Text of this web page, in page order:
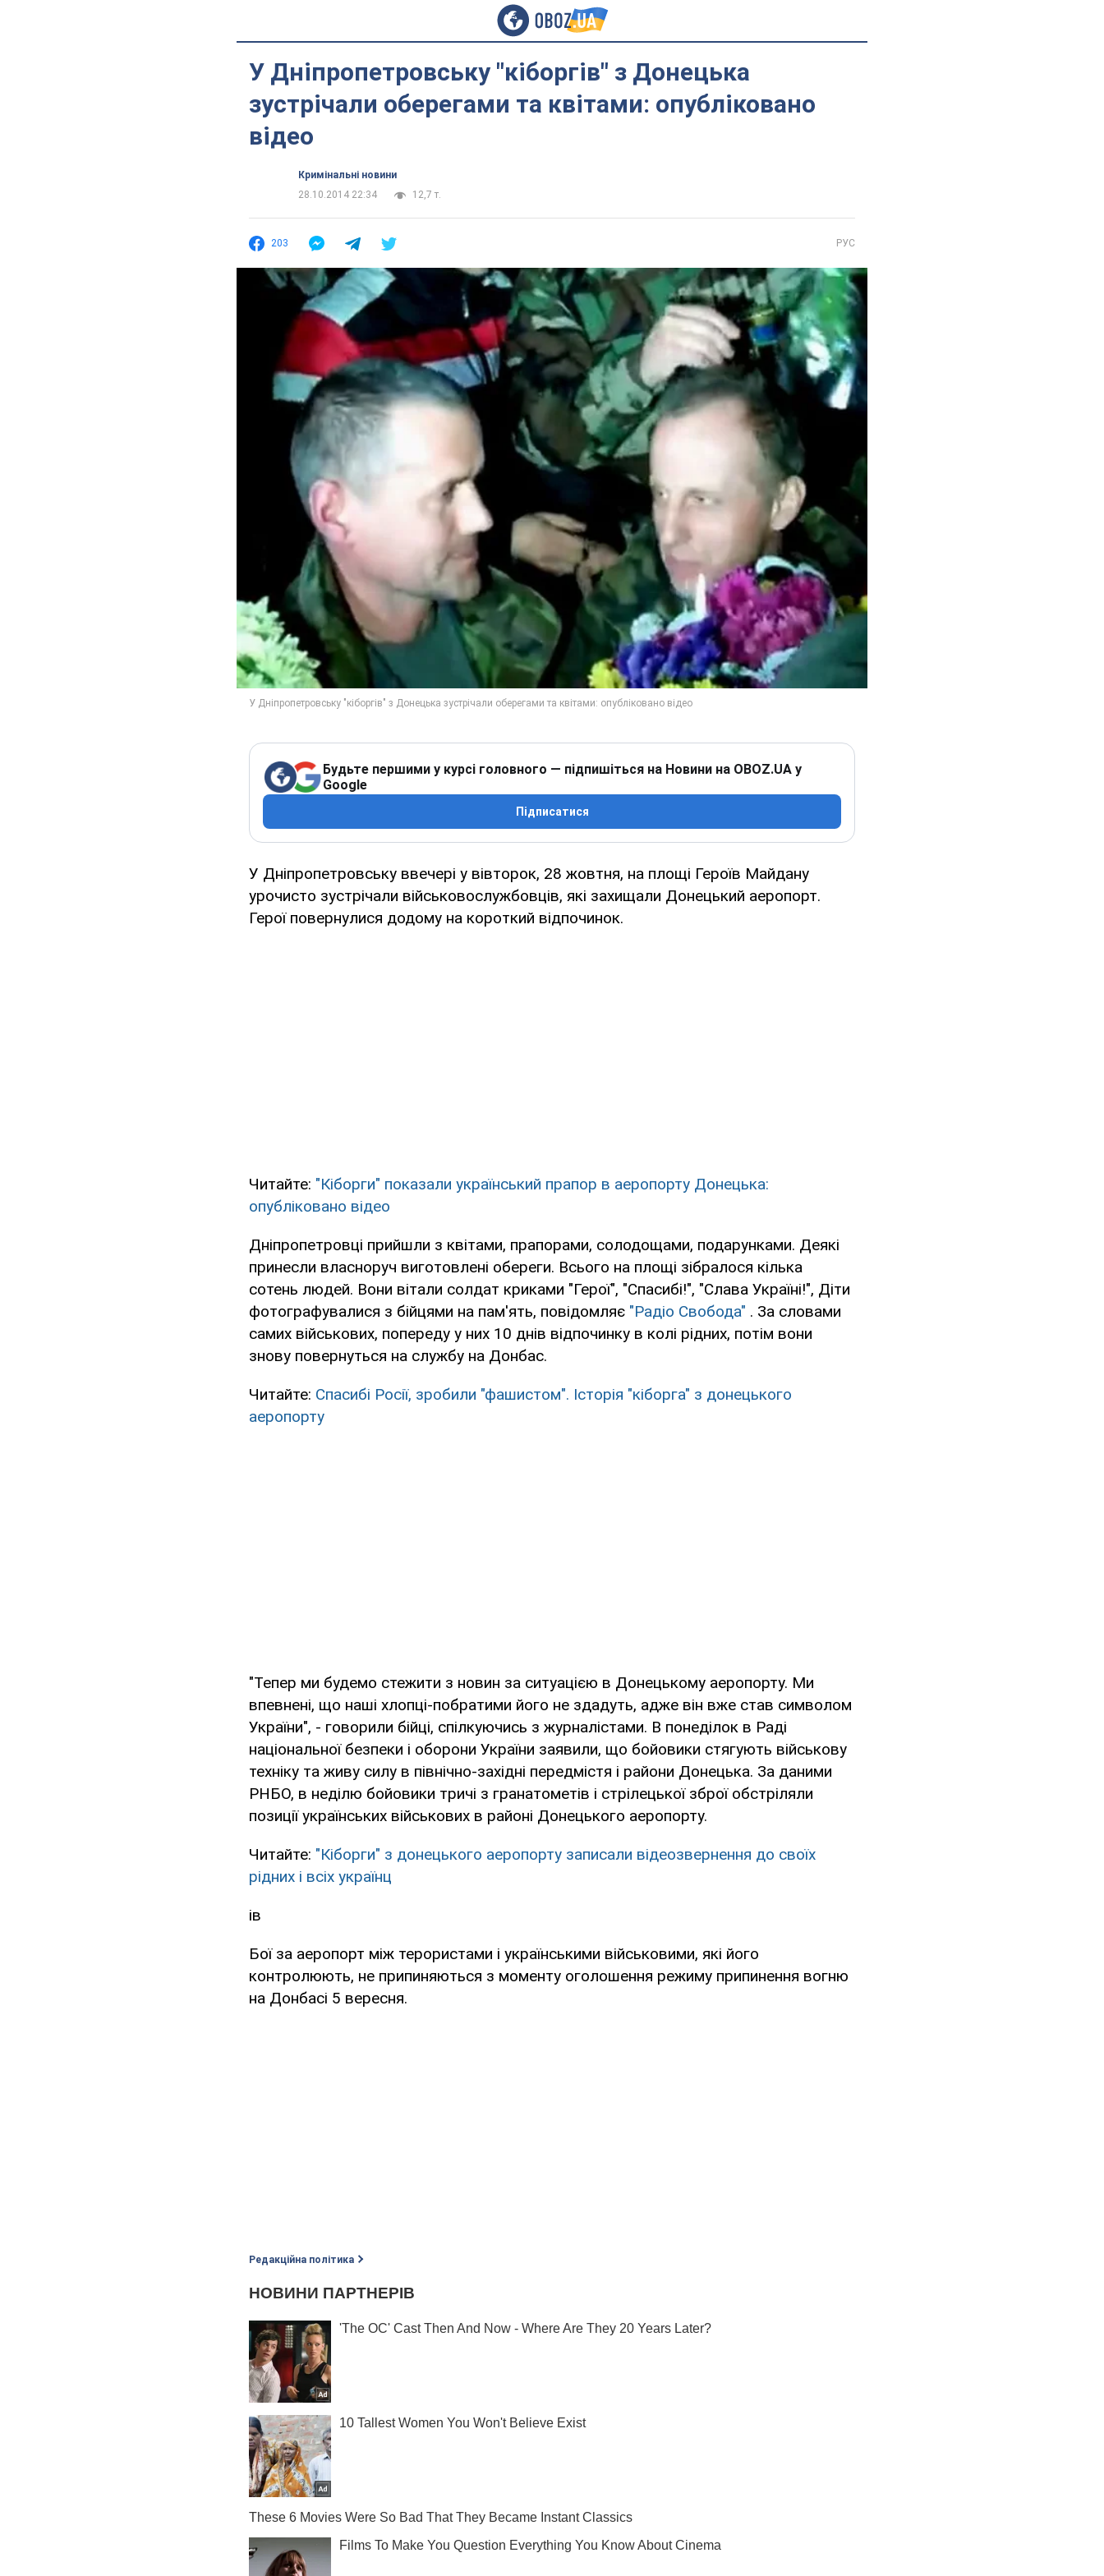
У Дніпропетровську "кіборгів" з Донецька
зустрічали оберегами та квітами: опубліковано
відео
Кримінальні новини
28.10.2014 22:34
12,7 т.
203 РУС
Будьте першими у курсі головного — підпишіться на Новини на OBOZ.UA у
Google
Підписатися
У Дніпропетровську ввечері у вівторок, 28 жовтня, на площі Героїв Майдану
урочисто зустрічали військовослужбовців, які захищали Донецький аеропорт.
Герої повернулися додому на короткий відпочинок.
Читайте: "Кіборги" показали український прапор в аеропорту Донецька:
опубліковано відео
Дніпропетровці прийшли з квітами, прапорами, солодощами, подарунками. Деякі
принесли власноруч виготовлені обереги. Всього на площі зібралося кілька
сотень людей. Вони вітали солдат криками "Герої", "Спасибі!", "Слава Україні!", Діти
фотографувалися з бійцями на пам'ять, повідомляє "Радіо Свобода" . За словами
самих військових, попереду у них 10 днів відпочинку в колі рідних, потім вони
знову повернуться на службу на Донбас.
Читайте: Спасибі Росії, зробили "фашистом". Історія "кіборга" з донецького
аеропорту
"Тепер ми будемо стежити з новин за ситуацією в Донецькому аеропорту. Ми
впевнені, що наші хлопці-побратими його не здадуть, адже він вже став символом
України", - говорили бійці, спілкуючись з журналістами. В понеділок в Раді
національної безпеки і оборони України заявили, що бойовики стягують військову
техніку та живу силу в північно-західні передмістя і райони Донецька. За даними
РНБО, в неділю бойовики тричі з гранатометів і стрілецької зброї обстріляли
позиції українських військових в районі Донецького аеропорту.
Читайте: "Кіборги" з донецького аеропорту записали відеозвернення до своїх
рідних і всіх українц
ів
Бої за аеропорт між терористами і українськими військовими, які його
контролюють, не припиняються з моменту оголошення режиму припинення вогню
на Донбасі 5 вересня.
Редакційна політика